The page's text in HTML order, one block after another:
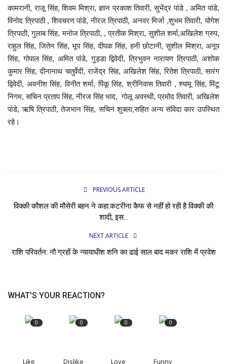
कामरानी, राजू सिंह, शिवम मिश्रा, ज्ञान प्रकाश तिवारी, सुभेंद्र पांडे , अमित पांडे,
विनोद त्रिपाठी , शिवचरण पांडे, नीरज त्रिपाठी, अनवर मिर्जा ,शुभम तिवारी, योगेश
त्रिपाठी, गुलाब सिंह, मनोज त्रिपाठी, , प्रतीक मिश्रा, सुशील शर्मा,अखिलेश ग्रुप,
राहुल सिंह, जितेन सिंह, भूप सिंह, दीपक सिंह, हनी छोटानी, सुशील मिश्रा, अनूप
सिंह, गोपाल सिंह, अमित पांडे, गुड्डा द्विवेदी, त्रिभुवन नारायण त्रिपाठी, अशोक
कुमार सिंह, दीनानाथ चतुर्वेदी, राजेंद्र सिंह, अखिलेश सिंह, रितेश त्रिपाठी, सारंग
द्विवेदी, अवनीश सिंह, विनीत शर्मा, पिंकू सिंह, श्रीनिवास तिवारी , श्यामू सिंह, मिंटू
निगम, सचिन प्रताप सिंह, नीरज सिंह भाद, गोलू अवस्थी, प्रमोद तिवारी, अखिलेश
पांडे, ऋषि त्रिपाठी, तेजभान सिंह, सचिन शुक्ला,सहित अन्य संविदा कार उपस्थित
रहे।
PREVIOUS ARTICLE
विक्की कौशल की मौसेरी बहन ने कहा:कटरीना कैफ से नहीं हो रही है विक्की की
शादी, इस...
NEXT ARTICLE
राशि परिवर्तन: नौ ग्रहों के न्यायाधीश शनि का ढाई साल बाद मकर राशि में प्रवेश
WHAT'S YOUR REACTION?
0
Like
0
Dislike
0
Love
0
Funny